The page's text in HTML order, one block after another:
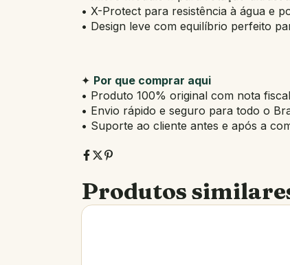
• X-Protect para resistência à água e
• Design leve com equilíbrio perfeito
✦ Por que comprar aqui
• Produto 100% original com nota fiscal
• Envio rápido e seguro para todo o
• Suporte ao cliente antes e após a
Produtos